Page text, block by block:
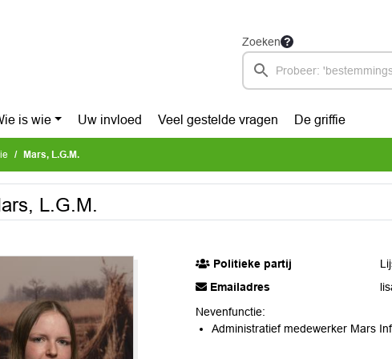
Zoeken
is wie Uw invloed Veel gestelde vragen De griffie
Mars, L.G.M.
L.G.M.
Politieke partij
Emailadres
Nevenfunctie:
Administratief medewerker Mars